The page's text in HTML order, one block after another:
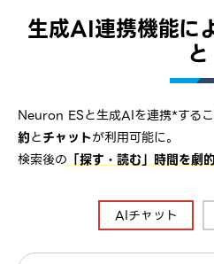
生成AI連携機能に
と
Neuron ESと生成AIを連携*する
約とチャットが利用可能に。
検索後の 「探す・読む」時間を劇
AIチャット